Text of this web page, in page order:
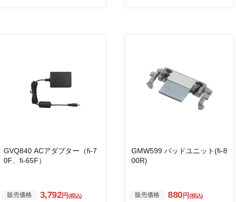
GVQ840 ACアダプター（fi-7
0F、fi-65F）
販売価格 3,792円(税込)
GMW599 パッドユニット(fi-8
00R)
販売価格 880円(税込)